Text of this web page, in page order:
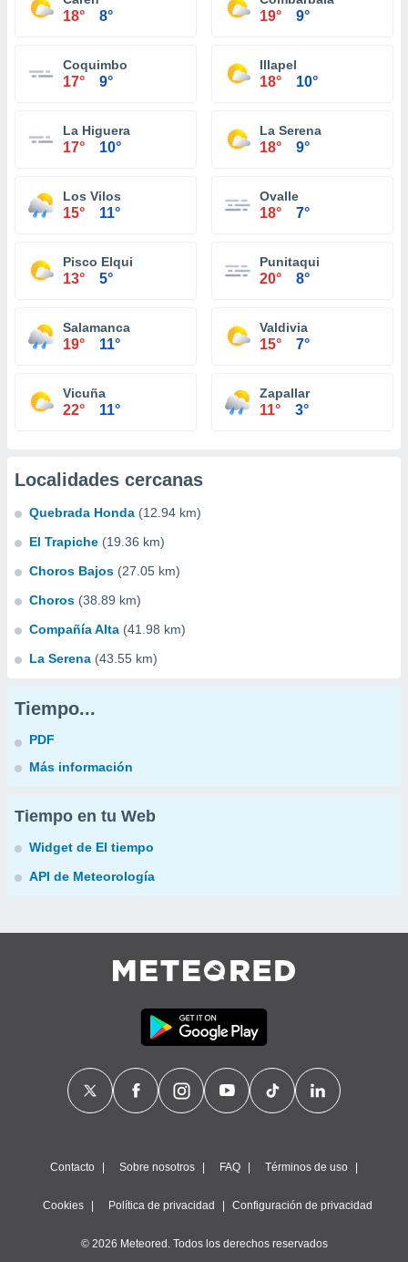
18° 8° 19° 9°
Coquimbo
17° 9°
Illapel
18° 10°
La Higuera
17° 10°
La Serena
18° 9°
Los Vilos
15° 11°
Ovalle
18° 7°
Pisco Elqui
13° 5°
Punitaqui
20° 8°
Salamanca
19° 11°
Valdivia
15° 7°
Vicuña
22° 11°
Zapallar
11° 3°
Localidades cercanas
Quebrada Honda (12.94 km)
El Trapiche (19.36 km)
Choros Bajos (27.05 km)
Choros (38.89 km)
Compañía Alta (41.98 km)
La Serena (43.55 km)
Tiempo...
PDF
Más información
Tiempo en tu Web
Widget de El tiempo
API de Meteorología
Contacto Sobre nosotros FAQ Términos de uso
Cookies Política de privacidad Configuración de privacidad
© 2026 Meteored. Todos los derechos reservados